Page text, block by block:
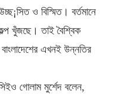
ও বিস্মিত। বর্তমানে
খুঁজছে। তাই বৈশ্বিক
এখনই উন্নতির
গোলাম মুর্শেদ বলেন,